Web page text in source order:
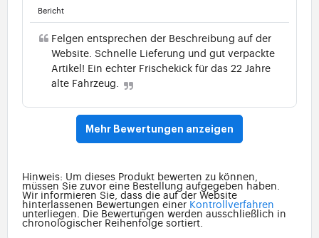
Bericht
Felgen entsprechen der Beschreibung auf der
Website. Schnelle Lieferung und gut verpackte
Artikel! Ein echter Frischekick für das 22 Jahre
alte Fahrzeug.
Mehr Bewertungen anzeigen
Hinweis: Um dieses Produkt bewerten zu können,
müssen Sie zuvor eine Bestellung aufgegeben haben.
Wir informieren Sie, dass die auf der Website
hinterlassenen Bewertungen einer Kontrollverfahren
unterliegen. Die Bewertungen werden ausschließlich in
chronologischer Reihenfolge sortiert.